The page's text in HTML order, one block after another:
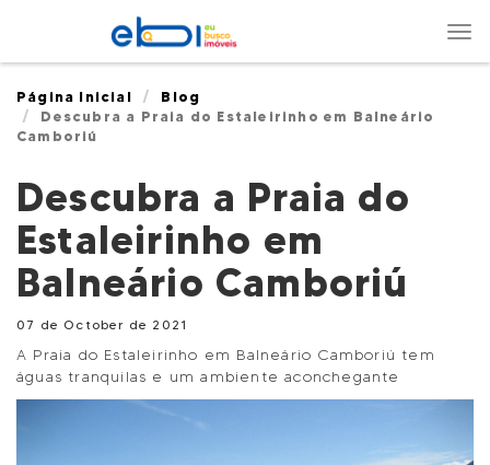
Página Inicial
Blog
Descubra a Praia do Estaleirinho em Balneário
Camboriú
Descubra a Praia do
Estaleirinho em
Balneário Camboriú
07 de October de 2021
A Praia do Estaleirinho em Balneário Camboriú tem
águas tranquilas e um ambiente aconchegante